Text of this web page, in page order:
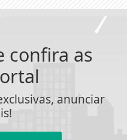
confira as
anunciar